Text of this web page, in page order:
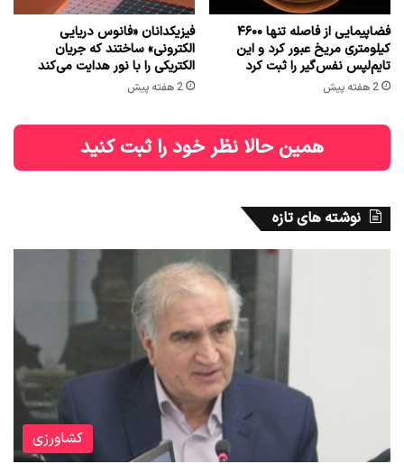
فضاپیمایی از فاصله تنها ۴۶۰۰
کیلومتری مریخ عبور کرد و این
تایم‌لپس نفس‌گیر را ثبت کرد
2 هفته پیش
فیزیکدانان «فانوس دریایی
الکترونی» ساختند که جریان
الکتریکی را با نور هدایت می‌کند
2 هفته پیش
همین حالا نظر خود را ثبت کنید
نوشته های تازه
کشاورزی